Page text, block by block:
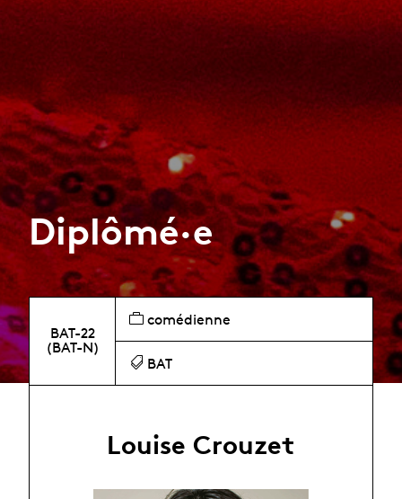
Diplômé·e
BAT-22
(BAT-N)
comédienne
BAT
Louise Crouzet